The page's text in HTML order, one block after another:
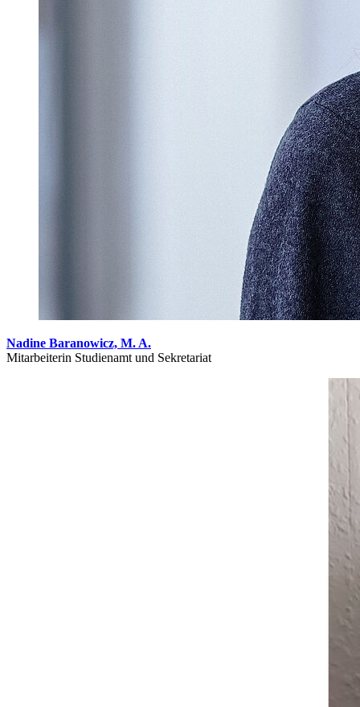
Nadine Baranowicz, M. A.
Mitarbeiterin Studienamt und Sekretariat